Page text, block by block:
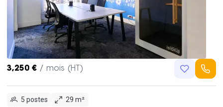
3,250 € / mois (HT)
5 postes
29 m²